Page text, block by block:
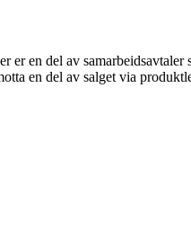
en del av samarbeidsavtaler
en del av salget via